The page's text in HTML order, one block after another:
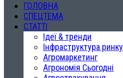
ГОЛОВНА
СПЕЦТЕМА
СТАТТІ
Ідеї & тренди
Інфраструктура ринку
Агромаркетинг
Агрономія Сьогодні